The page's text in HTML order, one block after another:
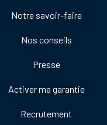
Notre savoir-faire
Nos conseils
Presse
Activer ma garantie
Recrutement